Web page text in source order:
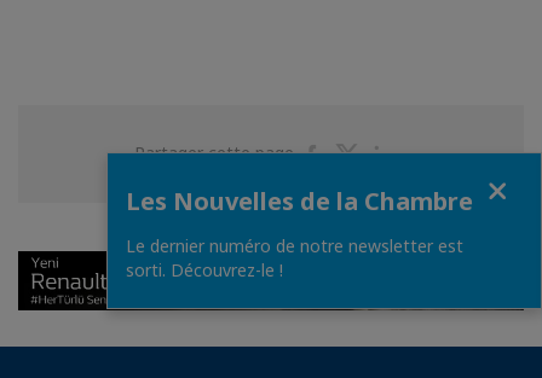
Partager cette page
Partager
Facebook
Partager
Twitter
Partager
Linkedin
Les Nouvelles de la Chambre
Le dernier numéro de notre newsletter est
sorti. Découvrez-le !